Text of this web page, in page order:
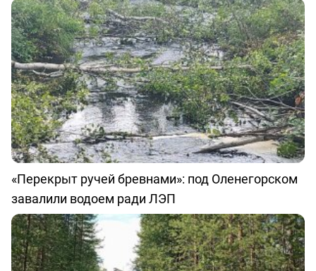
«Перекрыт ручей бревнами»: под Оленегорском
завалили водоем ради ЛЭП